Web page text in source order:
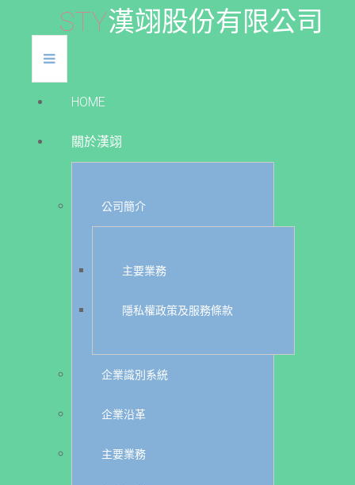
STY漢翊股份有限公司
HOME
關於漢翊
公司簡介
主要業務
隱私權政策及服務條款
企業識別系統
企業沿革
主要業務